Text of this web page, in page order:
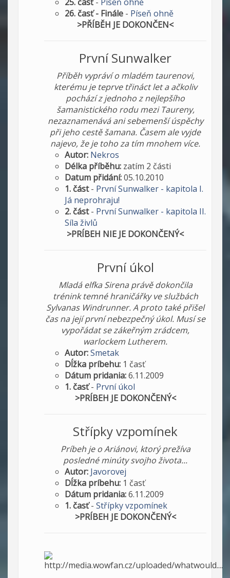
26. časť - Finále - Píseň ohně
>PŘÍBĚH JE DOKONČEN<
První Sunwalker
Příběh vypráví o mladém taurenovi,
kterému je teprve třináct let a ačkoliv
pochází z jednoho z nejlepšího
šamanistického rodu mezi Taureny,
nezaznamenává ani sebemenší úspěchy
při jeho cestě šamana. Časem ale vyjde
najevo, že je toho za tím mnohem více.
Autor: Nekros
Délka příběhu: zatím 2 části
Datum přidání:05.10.2010
1. část- První Sunwalker - kapitola I.
Já neprohraju!
2. část- První Sunwalker - kapitola II.
Síla živlů
>PRÍBEH NIE JE DOKONČENÝ<
První úkol
Mladá elfka Sirena právě dokončila
trénink temné hraničářky ve službách
Sylvanas Windrunner. A proto také přišel
čas na její první nebezpečný úkol. Musí se
vypořádat se zákeřným zrádcem,
warlockem Lutherem.
Autor:Smetak
Dĺžka príbehu: 1 časť
Dátum pridania:6.11.2009
1. časť- První úkol
>PRÍBEH JE DOKONČENÝ<
Střípky vzpomínek
Príbeh je o Ariánovi, ktorý prežíva
posledné minúty svojho života...
Autor: Javorovej
Dĺžka príbehu: 1 časť
Dátum pridania:6.11.2009
1. časť- Střípky vzpomínek
>PRÍBEH JE DOKONČENÝ<